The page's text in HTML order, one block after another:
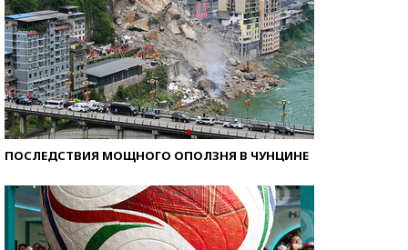
ПОСЛЕДСТВИЯ МОЩНОГО ОПОЛЗНЯ В ЧУНЦИНЕ